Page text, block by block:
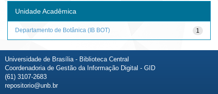
Unidade Acadêmica
1
Departamento de Botânica (IB BOT)
Universidade de Brasília - Biblioteca Central
Coordenadoria de Gestão da Informação Digital - GID
(61) 3107-2683
repositorio@unb.br